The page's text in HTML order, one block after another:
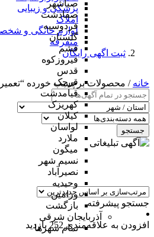
صباشهر
صفادشت
فردوسیه
گلستان
فشم
فیروزکوه
قدس
قرچک
قیامدشت
کهریزک
کیلان
لواسان
ملارد
میگون
نسیم شهر
نصیرآباد
وحیدیه
ورامین
بازگشت
آذربایجان شرقی
تمام شهر‌ها
پزشکی و زیبایی
املاک
لوازم خانگی و
متفرقه
ثبت اگهی رایگان
خانه / محصولات برچسب خورده “تعمیر
جستجو
جستجو پیشرفته
افزودن به علاقه‌مندی 252 بازدید